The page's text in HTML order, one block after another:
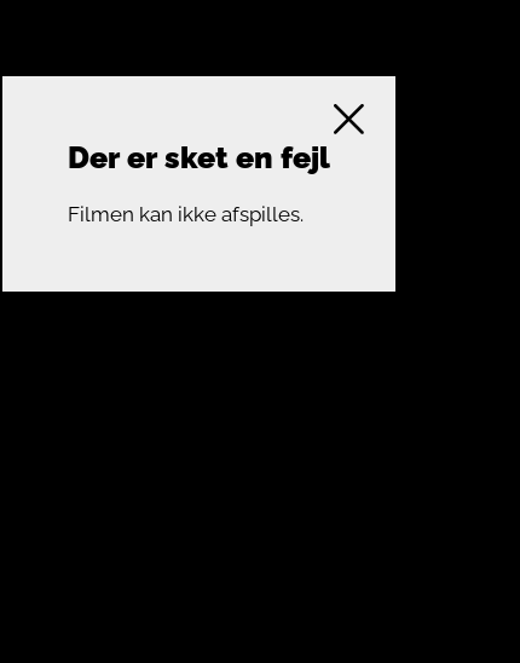
Der er sket en fejl
Filmen kan ikke afspilles.